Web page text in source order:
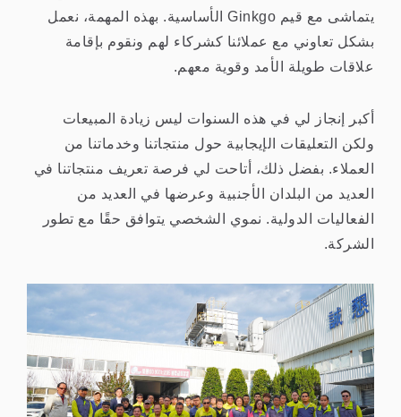
يتماشى مع قيم Ginkgo الأساسية. بهذه المهمة، نعمل
بشكل تعاوني مع عملائنا كشركاء لهم ونقوم بإقامة
علاقات طويلة الأمد وقوية معهم.
أكبر إنجاز لي في هذه السنوات ليس زيادة المبيعات
ولكن التعليقات الإيجابية حول منتجاتنا وخدماتنا من
العملاء. بفضل ذلك، أتاحت لي فرصة تعريف منتجاتنا في
العديد من البلدان الأجنبية وعرضها في العديد من
الفعاليات الدولية. نموي الشخصي يتوافق حقًا مع تطور
الشركة.